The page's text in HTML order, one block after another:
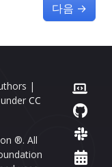
다음 →
|
CC
®. All